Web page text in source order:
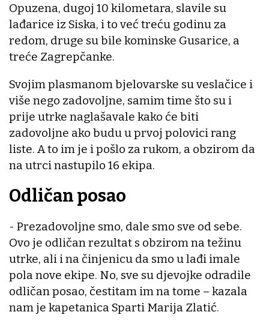
Opuzena, dugoj 10 kilometara, slavile su
lađarice iz Siska, i to već treću godinu za
redom, druge su bile kominske Gusarice, a
treće Zagrepčanke.
Svojim plasmanom bjelovarske su veslačice i
više nego zadovoljne, samim time što su i
prije utrke naglašavale kako će biti
zadovoljne ako budu u prvoj polovici rang
liste. A to im je i pošlo za rukom, a obzirom da
na utrci nastupilo 16 ekipa.
Odličan posao
- Prezadovoljne smo, dale smo sve od sebe.
Ovo je odličan rezultat s obzirom na težinu
utrke, ali i na činjenicu da smo u lađi imale
pola nove ekipe. No, sve su djevojke odradile
odličan posao, čestitam im na tome – kazala
nam je kapetanica Sparti Marija Zlatić.